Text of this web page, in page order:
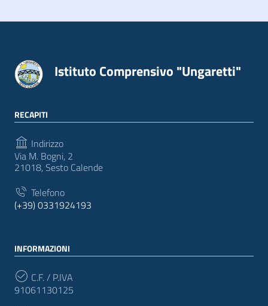
Istituto Comprensivo "Ungaretti"
RECAPITI
Indirizzo
Via M. Bogni, 2
21018, Sesto Calende
Telefono
(+39) 0331924193
INFORMAZIONI
C.F. / P.IVA
91061130125